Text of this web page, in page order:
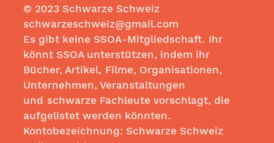
© 2023 Schwarze Schweiz
schwarzeschweiz@gmail.com
Es gibt keine SSOA-Mitgliedschaft. Ihr
könnt SSOA unterstützen, indem ihr
Bücher, Artikel, Filme, Organisationen,
Unternehmen, Veranstaltungen
und schwarze Fachleute vorschlagt, die
aufgelistet werden könnten.
Kontobezeichnung: Schwarze Schweiz